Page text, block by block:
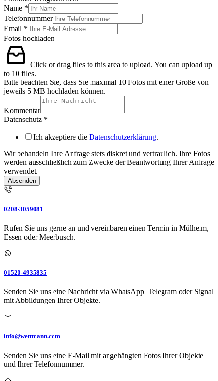
Name *
Telefonnummer
Email *
Fotos hochladen
Click or drag files to this area to upload. You can upload up
to 10 files.
Bitte beachten Sie, dass Sie maximal 10 Fotos mit einer Größe von
jeweils 5 MB hochladen können.
Kommentar
Datenschutz *
Ich akzeptiere die Datenschutzerklärung.
Wir behandeln Ihre Anfrage stets diskret und vertraulich. Ihre Fotos
werden ausschließlich zum Zwecke der Beantwortung Ihrer Anfrage
verwendet.
Absenden
0208-3059081
Rufen Sie uns gerne an und vereinbaren einen Termin in Mülheim,
Essen oder Meerbusch.
01520-4935835
Senden Sie uns eine Nachricht via WhatsApp, Telegram oder Signal
mit Abbildungen Ihrer Objekte.
info@wettmann.com
Senden Sie uns eine E-Mail mit angehängten Fotos Ihrer Objekte
und Ihrer Telefonnummer.